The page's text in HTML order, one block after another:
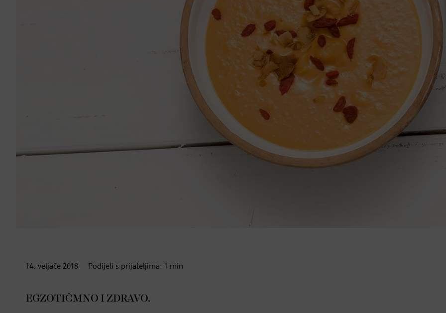
14. veljače 2018 Podijeli s prijateljima: 1 min
EGZOTIČMNO I ZDRAVO.